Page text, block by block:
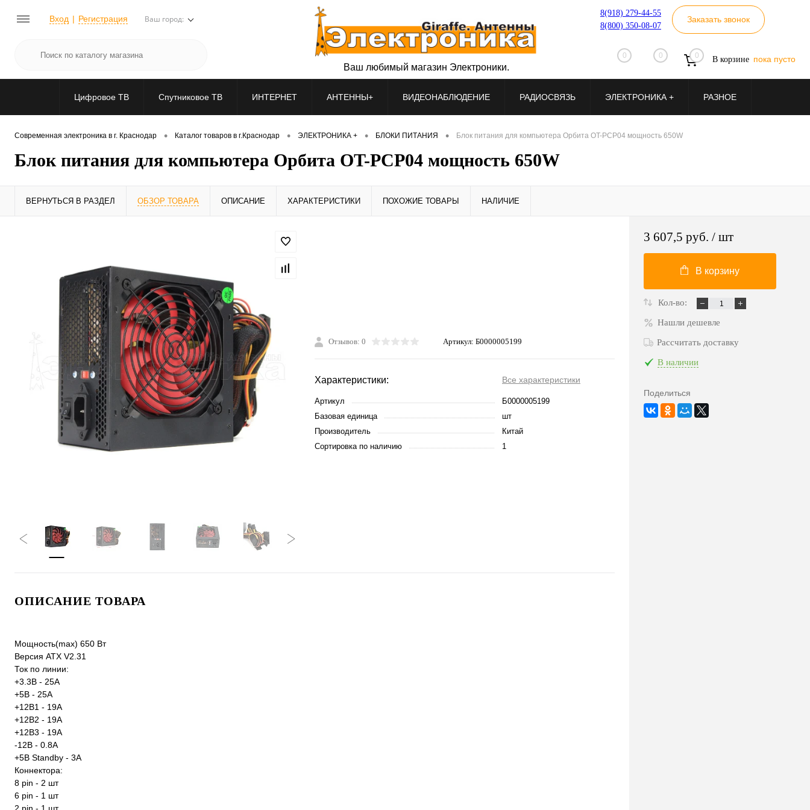
Вход Регистрация Ваш город:
8(918) 279-44-55
8(800) 350-08-07
Заказать звонок
0 0 0 В корзине пока пусто
Ваш любимый магазин Электроники.
Цифровое ТВ Спутниковое ТВ ИНТЕРНЕТ АНТЕННЫ+ ВИДЕОНАБЛЮДЕНИЕ РАДИОСВЯЗЬ ЭЛЕКТРОНИКА + РАЗНОЕ
Современная электроника в г. Краснодар • Каталог товаров в г.Краснодар • ЭЛЕКТРОНИКА + • БЛОКИ ПИТАНИЯ • Блок питания для компьютера Орбита OT-PCP04 мощность 650W
Блок питания для компьютера Орбита OT-PCP04 мощность 650W
ВЕРНУТЬСЯ В РАЗДЕЛ ОБЗОР ТОВАРА ОПИСАНИЕ ХАРАКТЕРИСТИКИ ПОХОЖИЕ ТОВАРЫ НАЛИЧИЕ
Отзывов: 0 Артикул: Б0000005199
Характеристики: Все характеристики
Артикул
Б0000005199
Базовая единица
шт
Производитель
Китай
Сортировка по наличию
1
ОПИСАНИЕ ТОВАРА
Мощность(max) 650 Вт
Версия ATX V2.31
Ток по линии:
+3.3В - 25А
+5В - 25А
+12В1 - 19А
+12В2 - 19А
+12B3 - 19A
-12В - 0.8А
+5В Standby - 3А
Коннектора:
8 pin - 2 шт
6 pin - 1 шт
3 607,5 руб. / шт
В корзину
Кол-во:
Нашли дешевле
Рассчитать доставку
В наличии
Поделиться